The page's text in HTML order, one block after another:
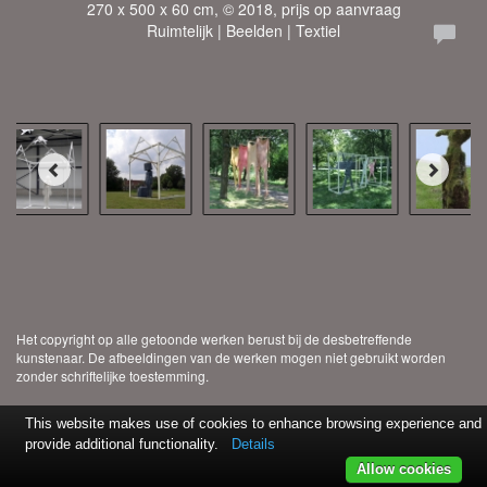
270 x 500 x 60 cm, © 2018, prijs op aanvraag
Ruimtelijk | Beelden | Textiel
Het copyright op alle getoonde werken berust bij de desbetreffende
kunstenaar. De afbeeldingen van de werken mogen niet gebruikt worden
zonder schriftelijke toestemming.
This website makes use of cookies to enhance browsing experience and
provide additional functionality.
Details
Allow cookies